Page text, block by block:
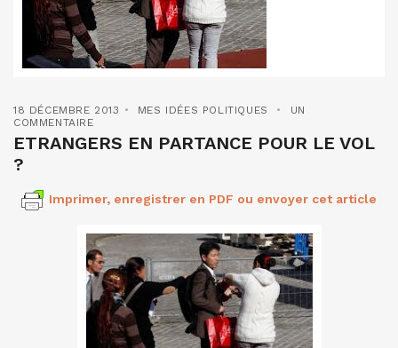
18 DÉCEMBRE 2013 MES IDÉES POLITIQUES
UN
COMMENTAIRE
ETRANGERS EN PARTANCE POUR LE VOL
?
Imprimer, enregistrer en PDF ou envoyer cet article